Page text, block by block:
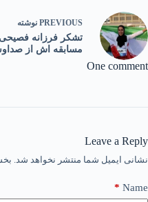
PREVIOUS نوشته
تشکر فرزانه
مسابقه اش از
One comment
Leave a Reply
نشانی ایمیل شما منتشر نخواهد شد.
Name
*